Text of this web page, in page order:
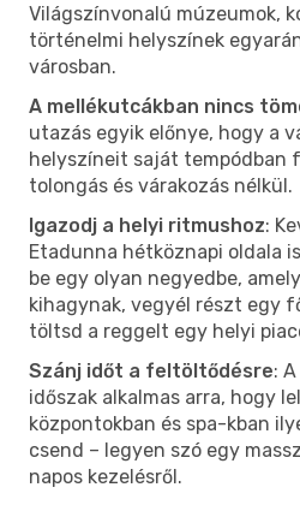
Világszínvonalú múzeumok,
történelmi helyszínek
városban.
A mellékutcákban nincs
utazás egyik előnye, hogy a
helyszíneit saját tempódban
tolongás és várakozás nélkül.
Igazodj a helyi ritmushoz:
Etadunna hétköznapi oldala
be egy olyan negyedbe,
kihagynak, vegyél részt egy
töltsd a reggelt egy helyi
Szánj időt a feltöltődésre:
időszak alkalmas arra, hogy
központokban és spa-kban
csend – legyen szó egy
napos kezelésről.